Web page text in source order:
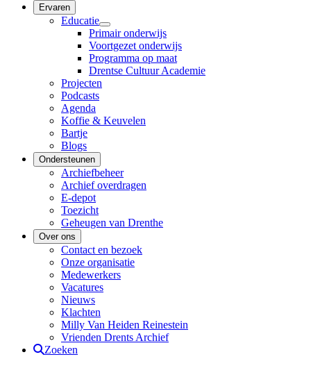
Ervaren
Educatie
Primair onderwijs
Voortgezet onderwijs
Programma op maat
Drentse Cultuur Academie
Projecten
Podcasts
Agenda
Koffie & Keuvelen
Bartje
Blogs
Ondersteunen
Archiefbeheer
Archief overdragen
E-depot
Toezicht
Geheugen van Drenthe
Over ons
Contact en bezoek
Onze organisatie
Medewerkers
Vacatures
Nieuws
Klachten
Milly Van Heiden Reinestein
Vrienden Drents Archief
Zoeken